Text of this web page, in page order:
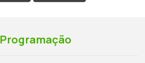
Programação